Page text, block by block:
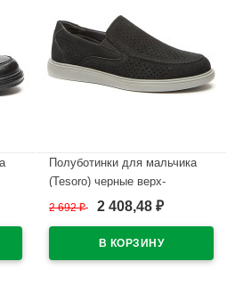
Полуботинки для мальчика
(Tesoro) черные верх-
искусственный нубук
размер 30-35 арт.138661/06-01
2 692₽ 2 408,48 ₽